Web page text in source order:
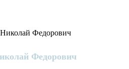
Федорович